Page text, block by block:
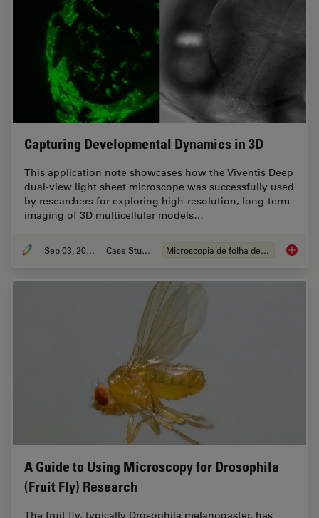
Capturing Developmental Dynamics in 3D
This application note showcases how the Viventis Deep
dual-view light sheet microscope was successfully used
by researchers for exploring high-resolution, long-term
imaging of 3D multicellular models…
Sep 03, 2025 Case Study Microscopia de folha de luz
A Guide to Using Microscopy for Drosophila
(Fruit Fly) Research
The fruit fly, typically Drosophila melanogaster, has